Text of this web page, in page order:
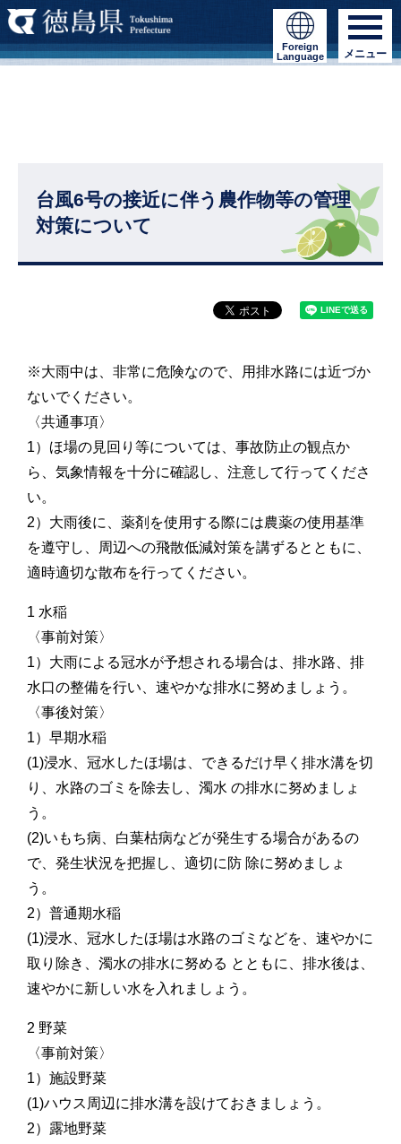
Foreign
Language
メニュー
台風6号の接近に伴う農作物等の管理
対策について
※大雨中は、非常に危険なので、用排水路には近づか
ないでください。
〈共通事項〉
1）ほ場の見回り等については、事故防止の観点か
ら、気象情報を十分に確認し、注意して行ってくださ
い。
2）大雨後に、薬剤を使用する際には農薬の使用基準
を遵守し、周辺への飛散低減対策を講ずるとともに、
適時適切な散布を行ってください。
1 水稲
〈事前対策〉
1）大雨による冠水が予想される場合は、排水路、排
水口の整備を行い、速やかな排水に努めましょう。
〈事後対策〉
1）早期水稲
(1)浸水、冠水したほ場は、できるだけ早く排水溝を切
り、水路のゴミを除去し、濁水 の排水に努めましょ
う。
(2)いもち病、白葉枯病などが発生する場合があるの
で、発生状況を把握し、適切に防 除に努めましょ
う。
2）普通期水稲
(1)浸水、冠水したほ場は水路のゴミなどを、速やかに
取り除き、濁水の排水に努める とともに、排水後は、
速やかに新しい水を入れましょう。
2 野菜
〈事前対策〉
1）施設野菜
(1)ハウス周辺に排水溝を設けておきましょう。
2）露地野菜